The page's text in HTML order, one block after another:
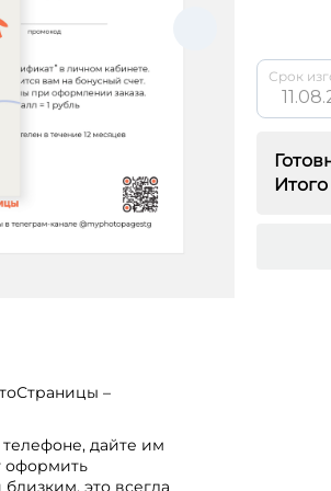
–
дайте им
оформить
это всегда
Срок
Итого